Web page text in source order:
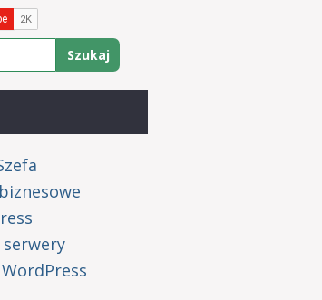
serwery